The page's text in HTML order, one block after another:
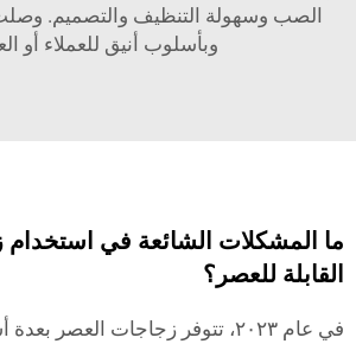
الصب وسهولة التنظيف والتصميم.
وبأسلوب أنيق للعملاء أو
ما المشكلات الشائعة في
القابلة للعصر؟
في عام ٢٠٢٣، تتوفر زجاجات العصر